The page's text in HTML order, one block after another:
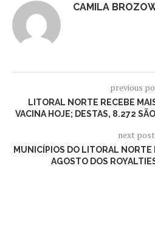
CAMILA
previous
LITORAL NORTE RECEBE
VACINA HOJE; DESTAS, 8.272
next post
MUNICÍPIOS DO LITORAL NORTE
AGOSTO DOS